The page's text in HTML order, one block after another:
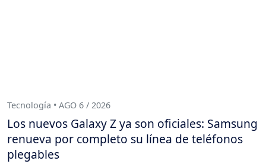
Tecnología • AGO 6 / 2026
Los nuevos Galaxy Z ya son oficiales: Samsung
renueva por completo su línea de teléfonos
plegables